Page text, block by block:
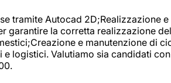
tramite Autocad 2D;Realizzazione
garantire la corretta realizzazione
e manutenzione di
logistici. Valutiamo sia candidati